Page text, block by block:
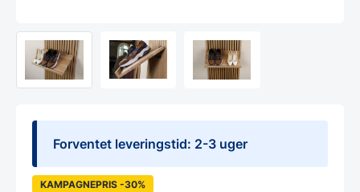
Forventet leveringstid: 2-3 uger
KAMPAGNEPRIS -30%